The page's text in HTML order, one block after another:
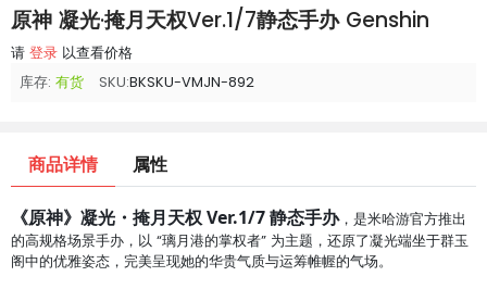
原神 凝光·掩月天权Ver.1/7静态手办 Genshin
请 登录 以查看价格
库存: 有货 SKU:BKSKU-VMJN-892
商品详情 属性
《原神》凝光・掩月天权 Ver.1/7 静态手办，是米哈游官方推出
的高规格场景手办，以 “璃月港的掌权者” 为主题，还原了凝光端坐于群玉
阁中的优雅姿态，完美呈现她的华贵气质与运筹帷幄的气场。